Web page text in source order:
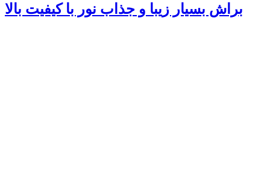
براش بسیار زیبا و جذاب نور با کیفیت بالا